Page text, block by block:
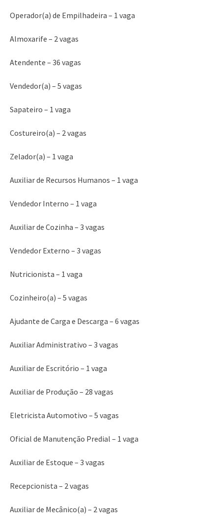
Operador(a) de Empilhadeira – 1 vaga
Almoxarife – 2 vagas
Atendente – 36 vagas
Vendedor(a) – 5 vagas
Sapateiro – 1 vaga
Costureiro(a) – 2 vagas
Zelador(a) – 1 vaga
Auxiliar de Recursos Humanos – 1 vaga
Vendedor Interno – 1 vaga
Auxiliar de Cozinha – 3 vagas
Vendedor Externo – 3 vagas
Nutricionista – 1 vaga
Cozinheiro(a) – 5 vagas
Ajudante de Carga e Descarga – 6 vagas
Auxiliar Administrativo – 3 vagas
Auxiliar de Escritório – 1 vaga
Auxiliar de Produção – 28 vagas
Eletricista Automotivo – 5 vagas
Oficial de Manutenção Predial – 1 vaga
Auxiliar de Estoque – 3 vagas
Recepcionista – 2 vagas
Auxiliar de Mecânico(a) – 2 vagas